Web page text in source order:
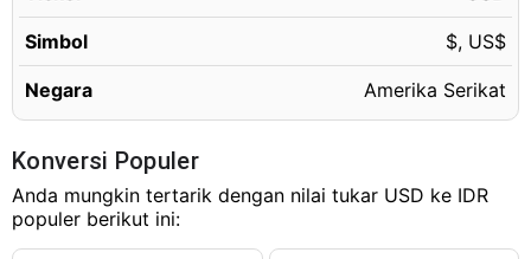
315.24 USD
Rp5,631,236.15 IDR
315.25 USD
315.26 USD
Rp5,631,593.42 IDR
315.27 USD
315.28 USD
Rp5,631,950.68 IDR
315.29 USD
Simbol $, US$
Negara Amerika Serikat
Konversi Populer
Anda mungkin tertarik dengan nilai tukar USD ke IDR
populer berikut ini: